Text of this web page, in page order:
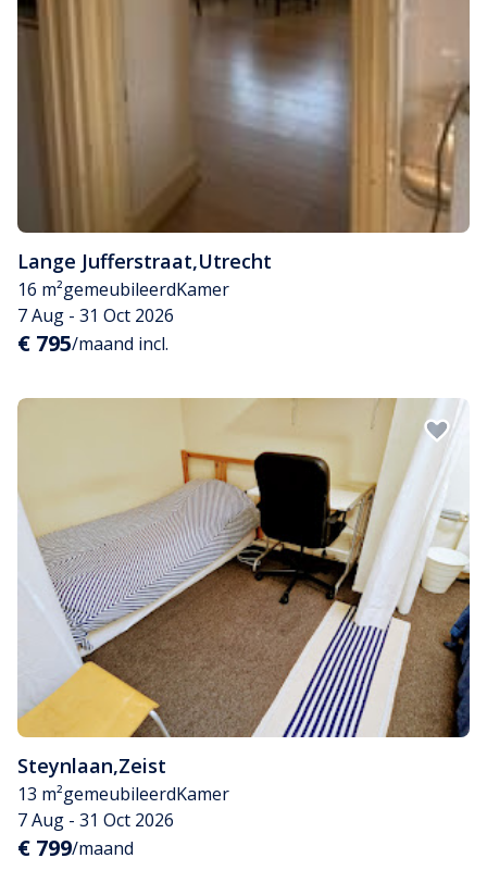
Lange Jufferstraat,Utrecht
16 m²gemeubileerdKamer
7 Aug - 31 Oct 2026
€ 795/maand incl.
Steynlaan,Zeist
13 m²gemeubileerdKamer
7 Aug - 31 Oct 2026
€ 799/maand